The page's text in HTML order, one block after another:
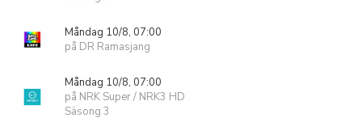
Måndag 10/8, 07:00
på DR Ramasjang
Måndag 10/8, 07:00
på NRK Super / NRK3 HD
Säsong 3